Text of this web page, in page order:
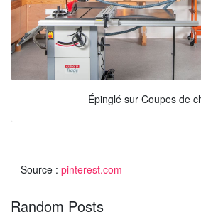
Épinglé sur Coupes de
Source : pinterest.com
Random Posts